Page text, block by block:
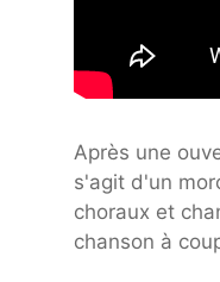
Après une
s'agit d'un
choraux et
chanson à